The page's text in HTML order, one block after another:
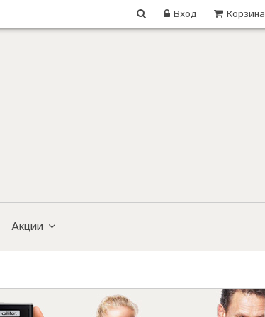
Корзина
Вход
Акции